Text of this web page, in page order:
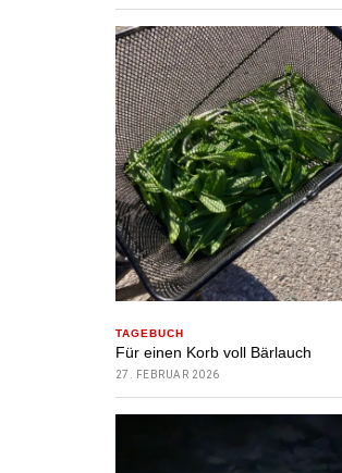
TAGEBUCH
Für einen Korb voll Bärlauch
27. FEBRUAR 2026